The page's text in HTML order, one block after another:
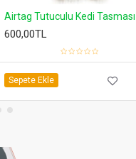
Spolo Taşlı Bayan Kol Saati
365,00TL
Sepete Ekle